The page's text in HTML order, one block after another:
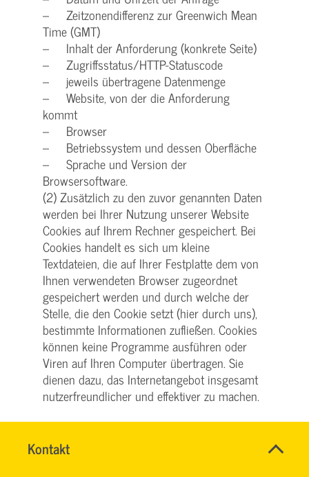
Kontakt
HASSNAE
Name*
– Zeitzonendifferenz zur Greenwich Mean
Time (GMT)
– Inhalt der Anforderung (konkrete Seite)
– Zugriffsstatus/HTTP-Statuscode
– jeweils übertragene Datenmenge
– Website, von der die Anforderung
kommt
– Browser
– Betriebssystem und dessen Oberfläche
– Sprache und Version der
Browsersoftware.
(2) Zusätzlich zu den zuvor genannten Daten
werden bei Ihrer Nutzung unserer Website
Cookies auf Ihrem Rechner gespeichert. Bei
Cookies handelt es sich um kleine
Textdateien, die auf Ihrer Festplatte dem von
Ihnen verwendeten Browser zugeordnet
gespeichert werden und durch welche der
Stelle, die den Cookie setzt (hier durch uns),
bestimmte Informationen zufließen. Cookies
können keine Programme ausführen oder
Viren auf Ihren Computer übertragen. Sie
dienen dazu, das Internetangebot insgesamt
nutzerfreundlicher und effektiver zu machen.
a) Diese Website nutzt folgende Arten von